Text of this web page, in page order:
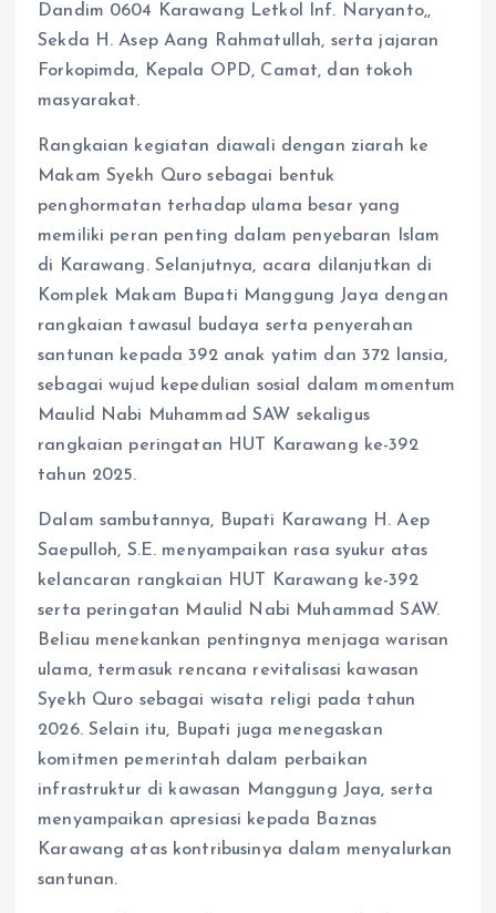
Dandim 0604 Karawang Letkol Inf. Naryanto,,
Sekda H. Asep Aang Rahmatullah, serta jajaran
Forkopimda, Kepala OPD, Camat, dan tokoh
masyarakat.
Rangkaian kegiatan diawali dengan ziarah ke
Makam Syekh Quro sebagai bentuk
penghormatan terhadap ulama besar yang
memiliki peran penting dalam penyebaran Islam
di Karawang. Selanjutnya, acara dilanjutkan di
Komplek Makam Bupati Manggung Jaya dengan
rangkaian tawasul budaya serta penyerahan
santunan kepada 392 anak yatim dan 372 lansia,
sebagai wujud kepedulian sosial dalam momentum
Maulid Nabi Muhammad SAW sekaligus
rangkaian peringatan HUT Karawang ke-392
tahun 2025.
Dalam sambutannya, Bupati Karawang H. Aep
Saepulloh, S.E. menyampaikan rasa syukur atas
kelancaran rangkaian HUT Karawang ke-392
serta peringatan Maulid Nabi Muhammad SAW.
Beliau menekankan pentingnya menjaga warisan
ulama, termasuk rencana revitalisasi kawasan
Syekh Quro sebagai wisata religi pada tahun
2026. Selain itu, Bupati juga menegaskan
komitmen pemerintah dalam perbaikan
infrastruktur di kawasan Manggung Jaya, serta
menyampaikan apresiasi kepada Baznas
Karawang atas kontribusinya dalam menyalurkan
santunan.